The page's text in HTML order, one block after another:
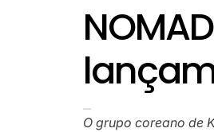
O grupo coreano de